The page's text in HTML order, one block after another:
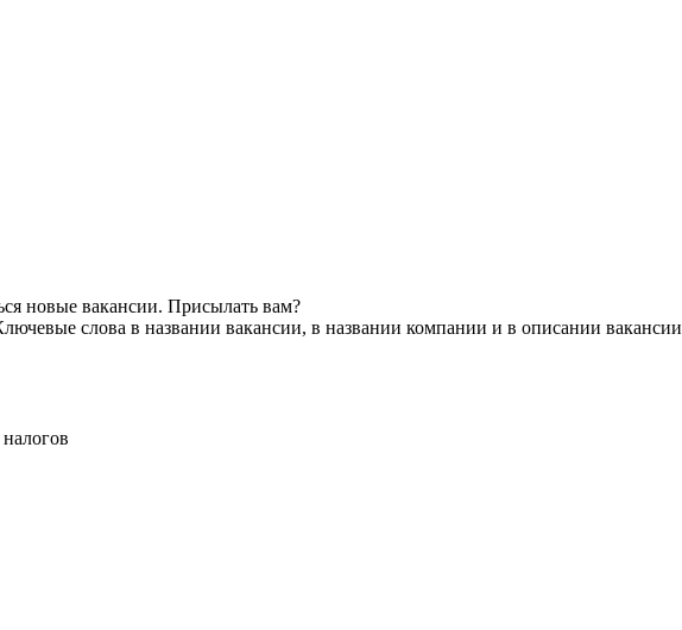
новые вакансии. Присылать вам?
слова в названии вакансии, в названии компании и в описании вакансии